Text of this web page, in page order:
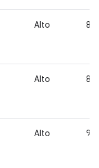
Alto
Alto
Alto 9,